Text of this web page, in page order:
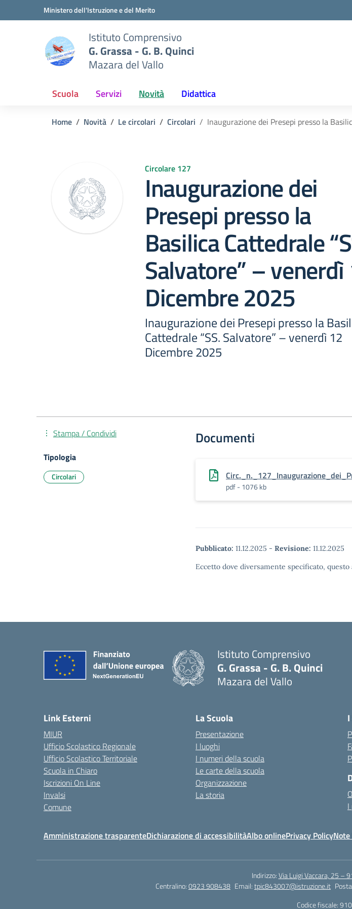
Vai ai contenuti
Vai al menu di navigazioneMinistero dell'Istruzione e del Merito
Istituto Comprensivo
G. Grassa - G. B. Quinci
Mazara del Vallo
Scuola Servizi Novità Didattica
Home Novità Le circolari Circolari Inaugurazione dei Presepi presso la
Circolare 127
Inaugurazione dei
Presepi presso la
Basilica Cattedrale
Salvatore” – venerdì
Dicembre 2025
Inaugurazione dei Presepi presso la
Cattedrale “SS. Salvatore” – venerdì 12
Dicembre 2025
Documenti
pdf - 1076 kb
Pubblicato: 11.12.2025 - Revisione: 11.12.2025
Eccetto dove diversamente specificato,
Stampa / Condividi
Tipologia
Circolari
Istituto Comprensivo
G. Grassa - G. B. Quinci
Mazara del Vallo
Link Esterni
MIUR
Ufficio Scolastico Regionale
Ufficio Scolastico Territoriale
Scuola in Chiaro
Iscrizioni On Line
Invalsi
Comune
La Scuola
Presentazione
I luoghi
I numeri della scuola
Le carte della scuola
Organizzazione
La storia
I
Amministrazione trasparenteDichiarazione di accessibilitàAlbo onlinePrivacy Policy
Indirizzo:Via Luigi Vaccara, 25 –
Centralino:0923 908438 Email:tpic843007@istruzione.it
Codice fiscale: